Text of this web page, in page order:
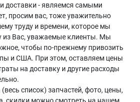
доставки - являемся самыми
просим вас, тоже уважительно
труду и времени, которое мы
из Вас, уважаемые клиенты. Мы
чтобы по-прежнему привозить
и США. При этом, оставляем цены
на доставку и другие расходы
список) запчастей, фото, цены,